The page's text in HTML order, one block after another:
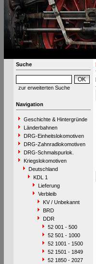
Suche
zur erweiterten Suche
Navigation
Geschichte & Hintergründe
Länderbahnen
DRG-Einheitslokomotiven
DRG-Zahnradlokomotiven
DRG-Schmalspurlok.
Kriegslokomotiven
Deutschland
KDL 1
Lieferung
Verbleib
KV / Unbekannt
BRD
DDR
52 001 - 500
52 501 - 1000
52 1001 - 1500
52 1501 - 1849
52 1850 - 2027